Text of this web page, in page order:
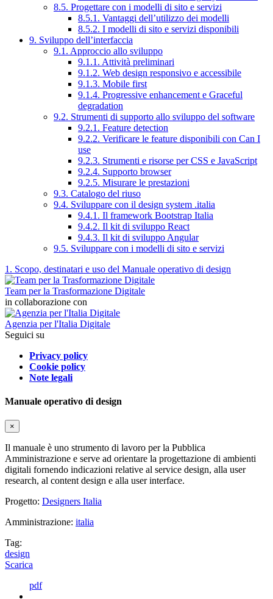
8.5. Progettare con i modelli di sito e servizi
8.5.1. Vantaggi dell’utilizzo dei modelli
8.5.2. I modelli di sito e servizi disponibili
9. Sviluppo dell’interfaccia
9.1. Approccio allo sviluppo
9.1.1. Attività preliminari
9.1.2. Web design responsivo e accessibile
9.1.3. Mobile first
9.1.4. Progressive enhancement e Graceful
degradation
9.2. Strumenti di supporto allo sviluppo del software
9.2.1. Feature detection
9.2.2. Verificare le feature disponibili con Can I
use
9.2.3. Strumenti e risorse per CSS e JavaScript
9.2.4. Supporto browser
9.2.5. Misurare le prestazioni
9.3. Catalogo del riuso
9.4. Sviluppare con il design system .italia
9.4.1. Il framework Bootstrap Italia
9.4.2. Il kit di sviluppo React
9.4.3. Il kit di sviluppo Angular
9.5. Sviluppare con i modelli di sito e servizi
1. Scopo, destinatari e uso del Manuale operativo di design
Team per la Trasformazione Digitale
in collaborazione con
Agenzia per l'Italia Digitale
Seguici su
Privacy policy
Cookie policy
Note legali
Manuale operativo di design
×
Il manuale è uno strumento di lavoro per la Pubblica
Amministrazione e serve ad orientare la progettazione di ambienti
digitali fornendo indicazioni relative al service design, alla user
research, al content design e alla user interface.
Progetto: Designers Italia
Amministrazione: italia
Tag:
design
Scarica
pdf